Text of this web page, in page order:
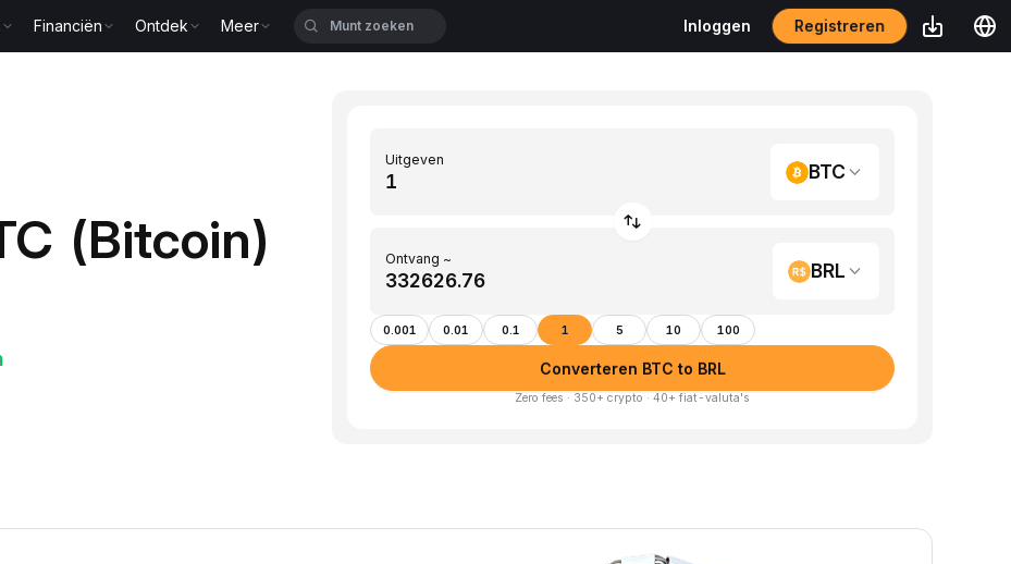
Financiën Ontdek Meer Inloggen Registreren
(Bitcoin)
Uitgeven
BTC
Ontvang ~
BRL
0.001 0.01 0.1 1 5 10 100
Converteren BTC to BRL
Zero fees · 350+ crypto · 40+ fiat-valuta's